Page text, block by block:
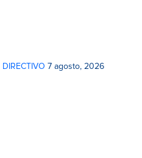
7 agosto, 2026